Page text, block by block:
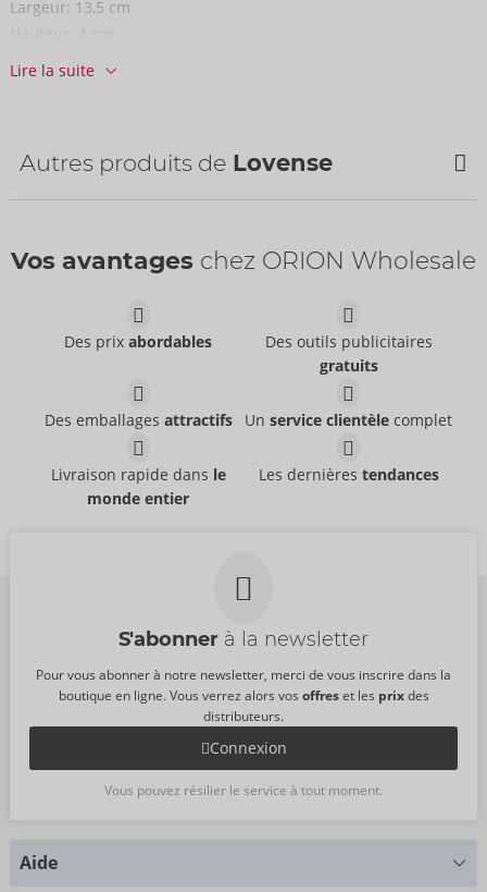
Câble de 10,5 cm de long, unité de commande de 7,1 cm de
Largeur: 13,5 cm
Longueur:
N° d'art.: 54088650000
Code-barres:
Numéro de tarif douanier: 90191010
Disponibilité
Lire la suite
Autres produits de Lovense
Lovense
99,00 €
Lovense
Vos avantages chez ORION Wholesale
Des prixabordables
Des outils publicitaires
gratuits
Des emballages attractifs Unservice clientèle complet
Livraison rapide dans le
monde entier
Les dernières tendances
S'abonner à la newsletter
Pour vous abonner à notre newsletter, merci de vous inscrire dans la
boutique en ligne. Vous verrez alors vos offreset les prixdes
distributeurs.
Connexion
Vous pouvez résilier le service à tout moment.
Aide